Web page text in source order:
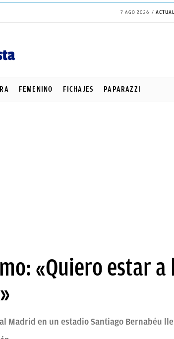
7 AGO 2026
FEMENINO FICHAJES PAPARAZZI
«Quiero estar a
Madrid en un estadio Santiago Bernabéu